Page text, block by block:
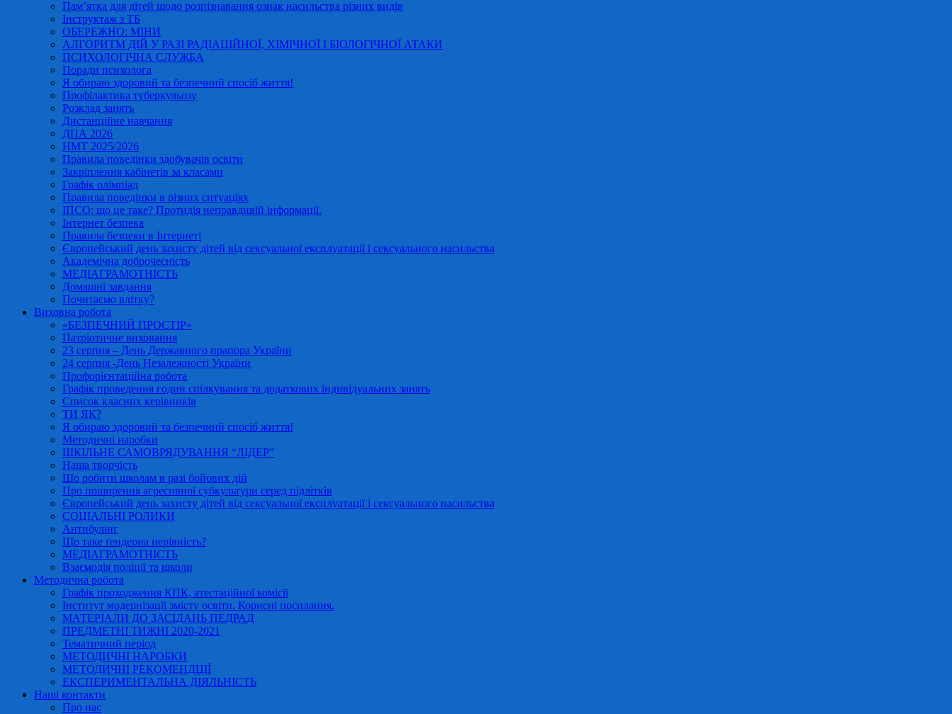
Пам’ятка для дітей щодо розпізнавання ознак насильства різних видів
Інструктаж з ТБ
ОБЕРЕЖНО: МІНИ
АЛГОРИТМ ДІЙ У РАЗІ РАДІАЦІЙНОЇ, ХІМІЧНОЇ І БІОЛОГІЧНОЇ АТАКИ
ПСИХОЛОГІЧНА СЛУЖБА
Поради психолога
Я обираю здоровий та безпечний спосіб життя!
Профілактика туберкульозу
Розклад занять
Дистанційне навчання
ДПА 2026
НМТ 2025/2026
Правила поведінки здобувачів освіти
Закріплення кабінетів за класами
Графік олімпіад
Правила поведінки в різних ситуаціях
ІПСО: що це таке? Протидія неправдивій інформації.
Інтернет безпека
Правила безпеки в Інтернеті
Європейський день захисту дітей від сексуальної експлуатації і сексуального насильства
Академічна доброчесність
МЕДІАГРАМОТНІСТЬ
Домашні завдання
Почитаємо влітку?
Виховна робота
«БЕЗПЕЧНИЙ ПРОСТІР»
Патріотичне виховання
23 серпня – День Державного прапора України
24 серпня -День Незалежності України
Профорієнтаційна робота
Графік проведення годин спілкування та додаткових індивідуальних занять
Список класних керівників
ТИ ЯК?
Я обираю здоровий та безпечний спосіб життя!
Методичні наробки
ШКІЛЬНЕ САМОВРЯДУВАННЯ “ЛІДЕР”
Наша творчість
Що робити школам в разі бойових дій
Про поширення агресивної субкультури серед підлітків
Європейський день захисту дітей від сексуальної експлуатації і сексуального насильства
СОЦІАЛЬНІ РОЛИКИ
Антибулінг
Що таке ґендерна нерівність?
МЕДІАГРАМОТНІСТЬ
Взаємодія поліції та школи
Методична робота
Графік проходження КПК, атестаційної комісії
Інститут модернізації змісту освіти. Корисні посилання.
МАТЕРІАЛИ ДО ЗАСІДАНЬ ПЕДРАД
ПРЕДМЕТНІ ТИЖНІ 2020-2021
Тематичний період
МЕТОДИЧНІ НАРОБКИ
МЕТОДИЧНІ РЕКОМЕНДЦІЇ
ЕКСПЕРИМЕНТАЛЬНА ДІЯЛЬНІСТЬ
Наші контакти
Про нас